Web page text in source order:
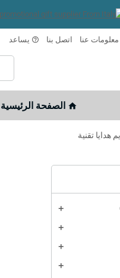
معلومات عنا اتصل بنا help_outline يساعد
home الصفحة الرئيسية
هدايا تقنية